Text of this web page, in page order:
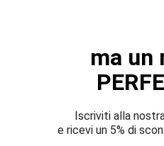
ma un
Iscriviti alla
e ricevi un 5% di